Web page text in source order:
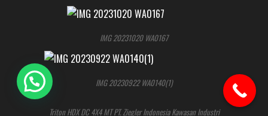
IMG 20231020 WA0167
IMG 20230922 WA0140(1)
Triton HDX DC 4X4 MT PT. Ziegler Indonesia Kawasan Industri